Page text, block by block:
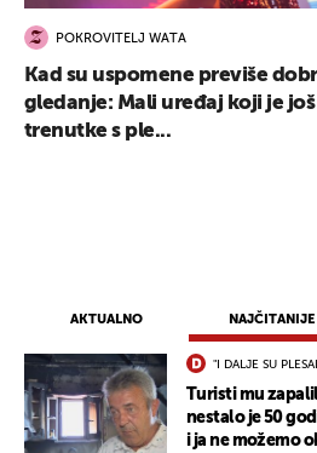
AKTUALNO NAJČITANIJE
"I DALJE SU
Turisti mu
nestalo je 50
i ja ne možemo
POKROVITELJ WATA
Kad su uspomene previše
gledanje: Mali uređaj koji je
trenutke s ple...